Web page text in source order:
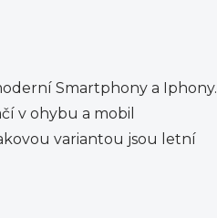
Smartphony a Iphony.
v ohybu a mobil
variantou jsou letní